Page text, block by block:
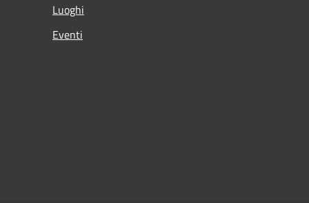
Luoghi
Eventi